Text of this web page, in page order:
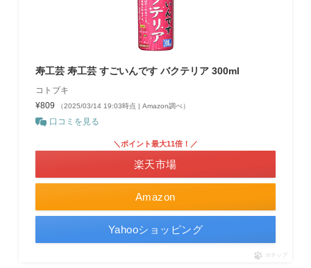
寿工芸 寿工芸 すごいんです バクテリア 300ml
コトブキ
¥809
（2025/03/14 19:03時点 | Amazon調べ）
口コミを見る
Amazon
＼ポイント最大11倍！／
楽天市場
Yahooショッピング
ポチップ